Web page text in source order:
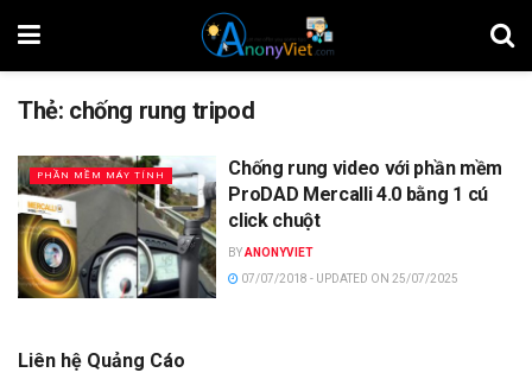
Thẻ: chống rung tripod
PHẦN MỀM MÁY TÍNH
Chống rung video với phần mềm
ProDAD Mercalli 4.0 bằng 1 cú
click chuột
BYANONYVIET
07/07/2018 - UPDATED ON 25/07/2025
Liên hệ Quảng Cáo